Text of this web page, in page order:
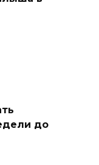
до